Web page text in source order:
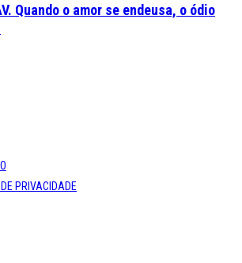
Quando o amor se endeusa, o ódio
PRIVACIDADE